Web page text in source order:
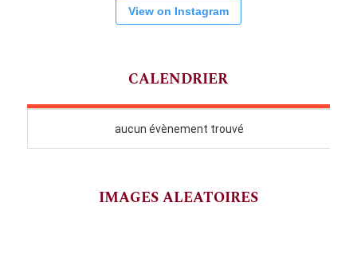
View on Instagram
CALENDRIER
IMAGES ALEATOIRES